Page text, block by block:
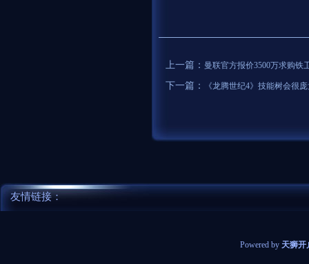
上一篇： 曼联官方报价3500万求购铁
下一篇： 《龙腾世纪4》技能树会很
友情链接：
Powered by 天狮开